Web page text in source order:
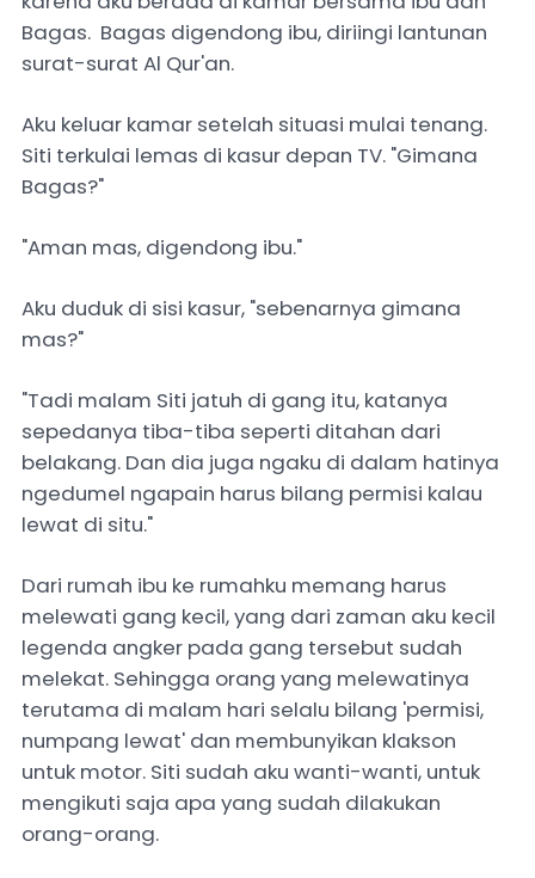
Bagas. Bagas digendong ibu, diriingi lantunan
surat-surat Al Qur'an.
Aku keluar kamar setelah situasi mulai tenang.
Siti terkulai lemas di kasur depan TV. "Gimana
Bagas?"
"Aman mas, digendong ibu."
Aku duduk di sisi kasur, "sebenarnya gimana
mas?"
"Tadi malam Siti jatuh di gang itu, katanya
sepedanya tiba-tiba seperti ditahan dari
belakang. Dan dia juga ngaku di dalam hatinya
ngedumel ngapain harus bilang permisi kalau
lewat di situ."
Dari rumah ibu ke rumahku memang harus
melewati gang kecil, yang dari zaman aku kecil
legenda angker pada gang tersebut sudah
melekat. Sehingga orang yang melewatinya
terutama di malam hari selalu bilang 'permisi,
numpang lewat' dan membunyikan klakson
untuk motor. Siti sudah aku wanti-wanti, untuk
mengikuti saja apa yang sudah dilakukan
orang-orang.